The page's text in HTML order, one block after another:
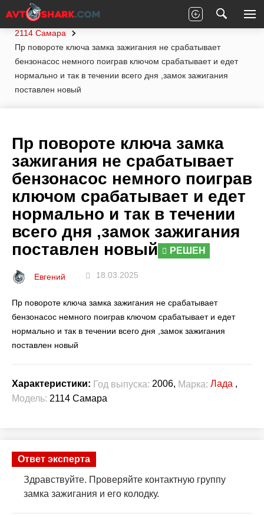
Главная Вопросы экспертам
2114 Самара
Пр повороте ключа замка зажигания не срабатывает
бензонасос немного поиграв ключом срабатывает и едет
нормально и так в течении всего дня ,замок зажигания
поставлен новый
Пр повороте ключа замка
зажигания не срабатывает
бензонасос немного поиграв
ключом срабатывает и едет
нормально и так в течении
всего дня ,замок зажигания
поставлен новый
РЕШЕН
Евгений 18.03.2025
Пр повороте ключа замка зажигания не срабатывает
бензонасос немного поиграв ключом срабатывает и едет
нормально и так в течении всего дня ,замок зажигания
поставлен новый
Характеристики: Год выпуска: 2006, Марка: Лада ,
Модель: 2114 Самара
Ответ эксперта
Здравствуйте. Проверяйте контактную группу
замка зажигания и его колодку.